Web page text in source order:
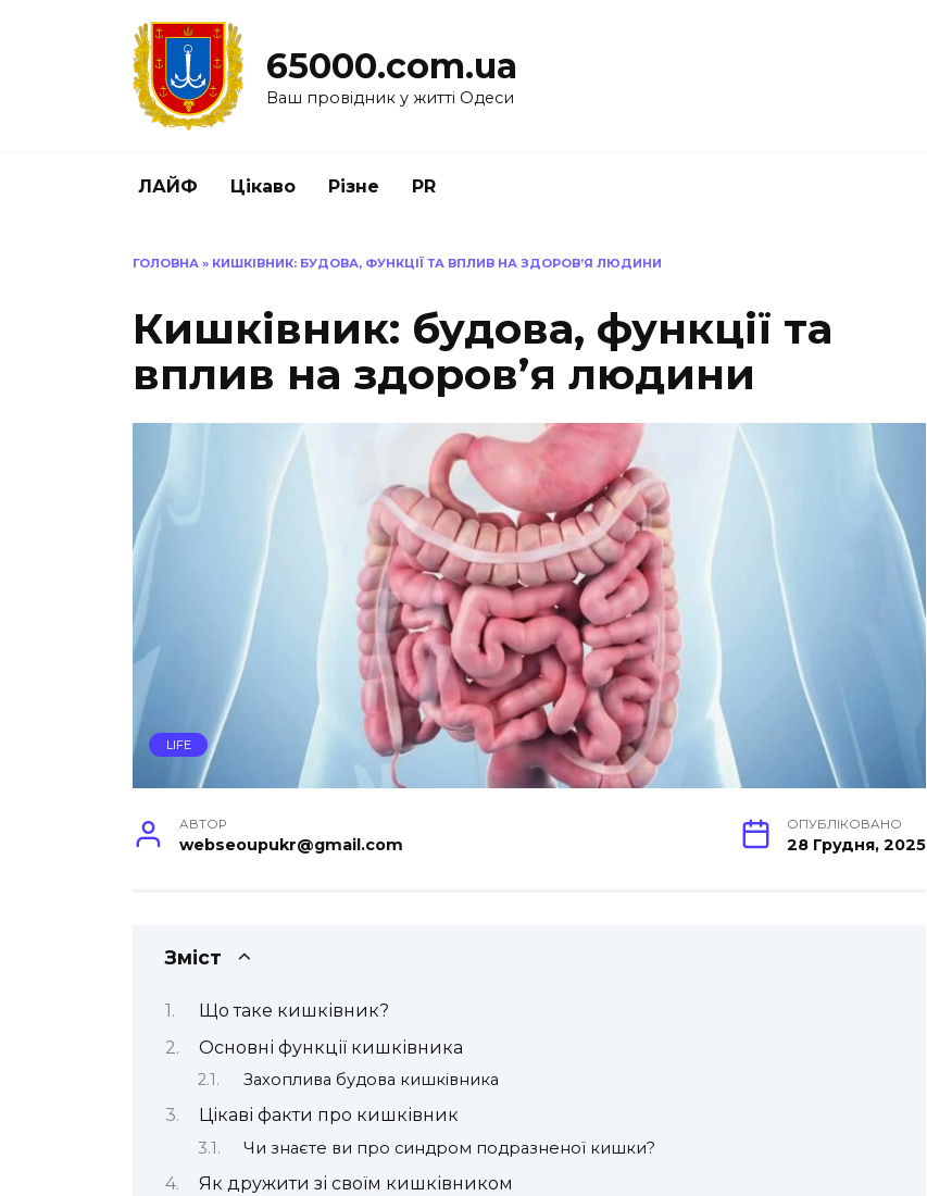
65000.com.ua
Ваш провідник у житті Одеси
ЛАЙФ Цікаво Різне PR
ГОЛОВНА » КИШКІВНИК: БУДОВА, ФУНКЦІЇ ТА ВПЛИВ НА ЗДОРОВ’Я ЛЮДИНИ
Кишківник: будова, функції та
вплив на здоров’я людини
LIFE
АВТОР
webseoupukr@gmail.com
ОПУБЛІКОВАНО
28 Грудня, 2025
Зміст
Що таке кишківник?
Основні функції кишківника
Захоплива будова кишківника
Цікаві факти про кишківник
Чи знаєте ви про синдром подразненої кишки?
Як дружити зі своїм кишківником